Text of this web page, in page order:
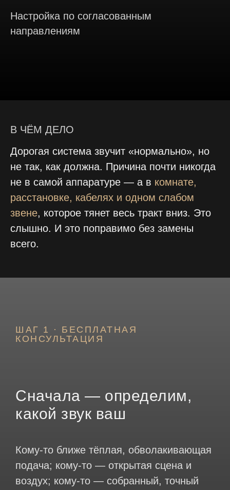
Настройка по согласованным
направлениям
В ЧЁМ ДЕЛО
Дорогая система звучит «нормально», но
не так, как должна. Причина почти никогда
не в самой аппаратуре — а в комнате,
расстановке, кабелях и одном слабом
звене, которое тянет весь тракт вниз. Это
слышно. И это поправимо без замены
всего.
ШАГ 1 · БЕСПЛАТНАЯ
КОНСУЛЬТАЦИЯ
Сначала — определим,
какой звук ваш
Кому-то ближе тёплая, обволакивающая
подача; кому-то — открытая сцена и
воздух; кому-то — собранный, точный